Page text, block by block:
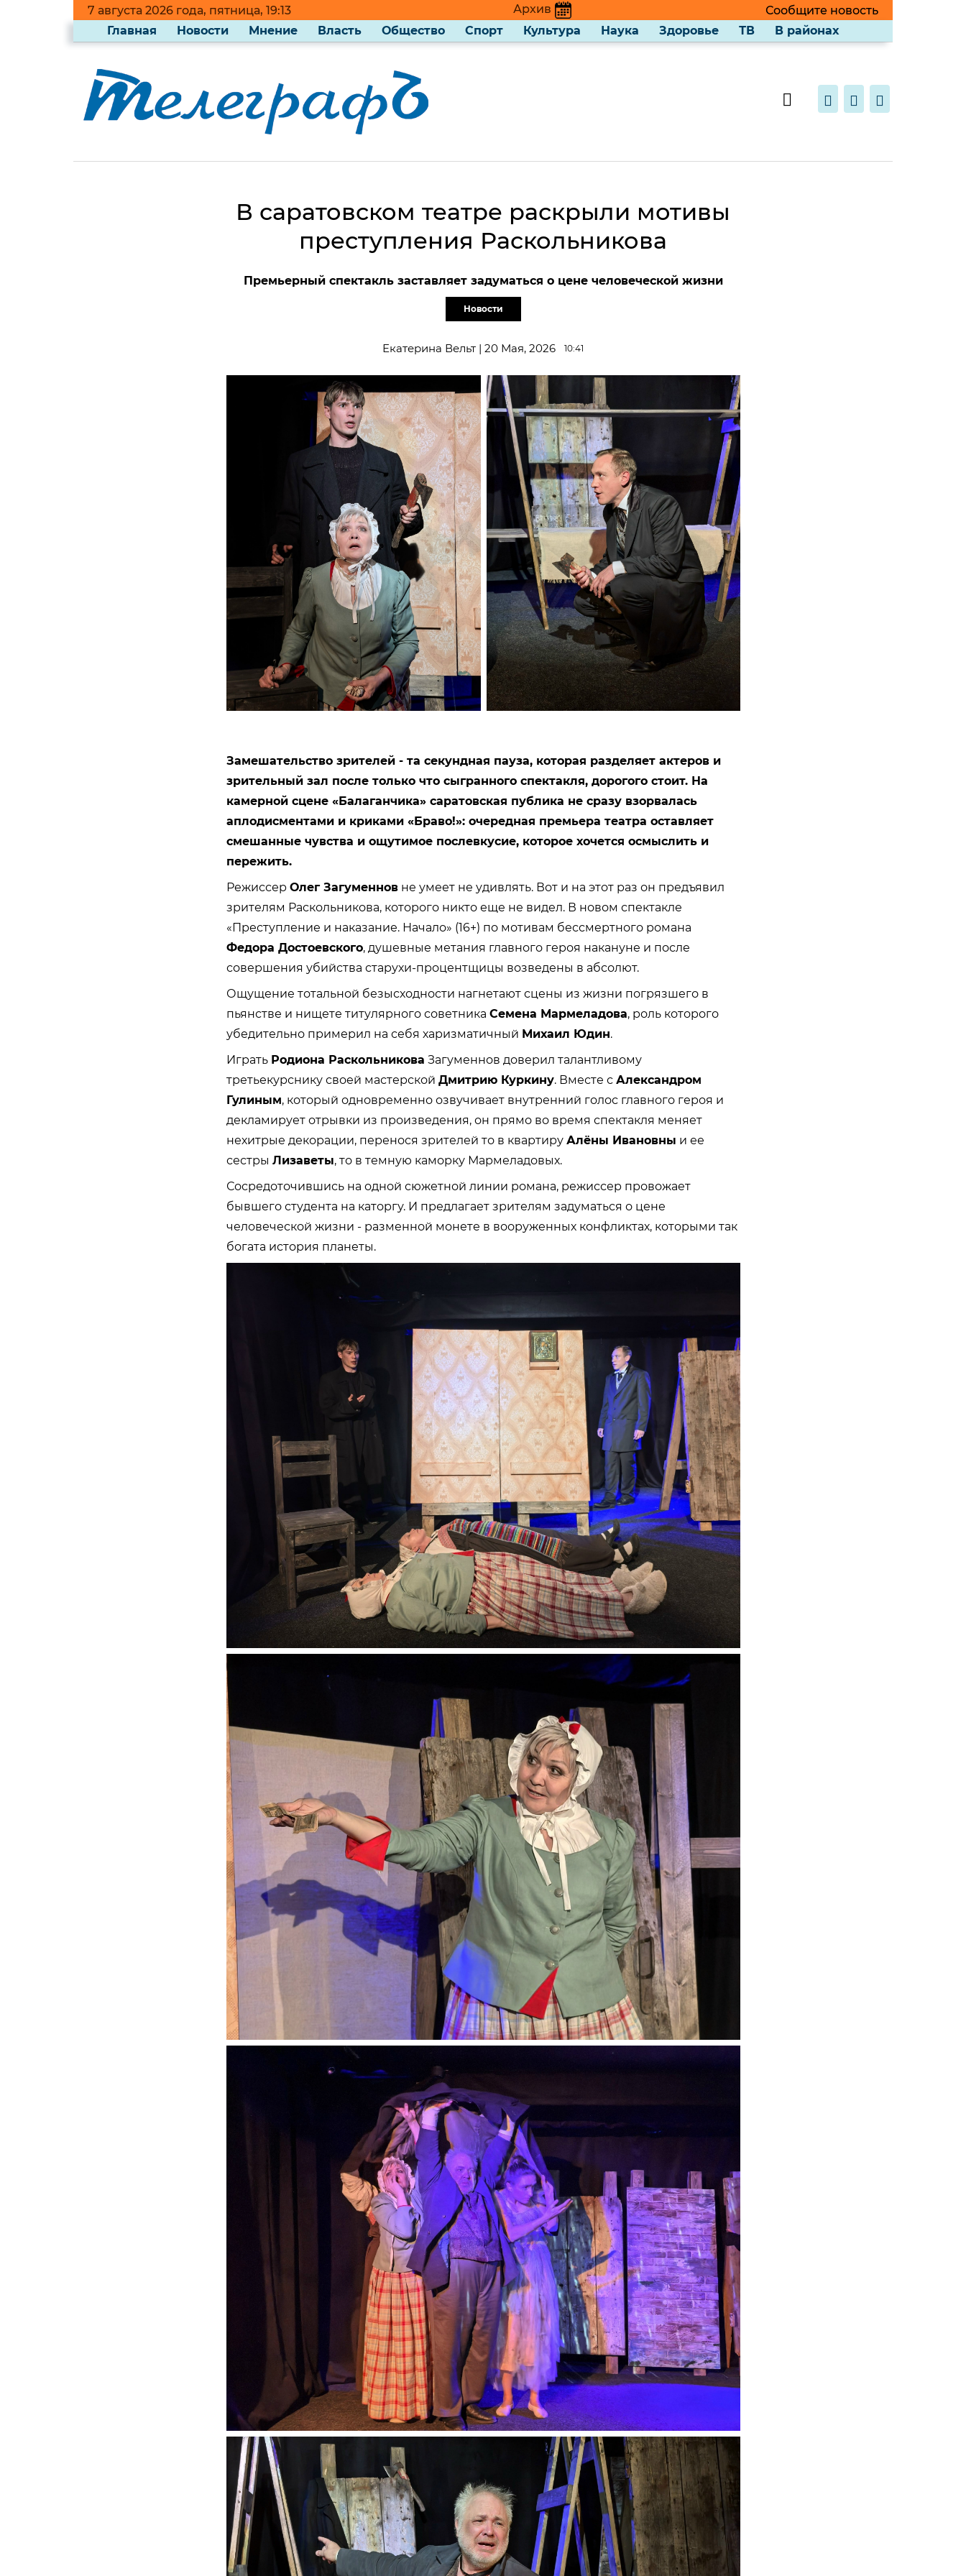
7 августа 2026 года, пятница, 19:13 Архив
Сообщите новость
Главная
Новости Мнение Власть Общество Спорт Культура Наука Здоровье ТВ В районах
В саратовском театре раскрыли мотивы
преступления Раскольникова
Премьерный спектакль заставляет задуматься о цене человеческой жизни
Новости
Екатерина Вельт | 20 Мая, 2026 10:41
Замешательство зрителей - та секундная пауза, которая разделяет актеров и
зрительный зал после только что сыгранного спектакля, дорогого стоит. На
камерной сцене «Балаганчика» саратовская публика не сразу взорвалась
аплодисментами и криками «Браво!»: очередная премьера театра оставляет
смешанные чувства и ощутимое послевкусие, которое хочется осмыслить и
пережить.
Режиссер Олег Загуменновне умеет не удивлять. Вот и на этот раз он предъявил
зрителям Раскольникова, которого никто еще не видел. В новом спектакле
«Преступление и наказание. Начало» (16+) по мотивам бессмертного романа
Федора Достоевского, душевные метания главного героя накануне и после
совершения убийства старухи-процентщицы возведены в абсолют.
Ощущение тотальной безысходности нагнетают сцены из жизни погрязшего в
пьянстве и нищете титулярного советника Семена Мармеладова, роль которого
убедительно примерил на себя харизматичный Михаил Юдин.
Играть Родиона Раскольникова Загуменнов доверил талантливому
третьекурснику своей мастерской Дмитрию Куркину. Вместе с Александром
Гулиным, который одновременно озвучивает внутренний голос главного героя и
декламирует отрывки из произведения, он прямо во время спектакля меняет
нехитрые декорации, перенося зрителей то в квартиру Алёны Ивановны и ее
сестры Лизаветы, то в темную каморку Мармеладовых.
Сосредоточившись на одной сюжетной линии романа, режиссер провожает
бывшего студента на каторгу. И предлагает зрителям задуматься о цене
человеческой жизни - разменной монете в вооруженных конфликтах, которыми так
богата история планеты.